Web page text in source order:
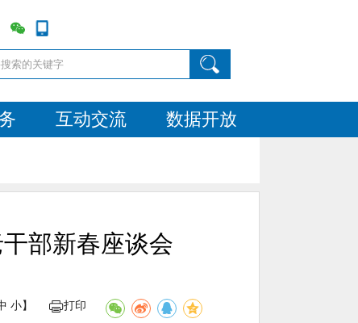
互动交流 数据开放
部新春座谈会
小】 打印